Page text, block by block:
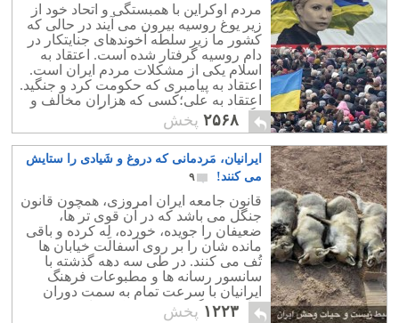
مردم اوکراین با همبستگی و اتحاد خود از
زیر یوغ روسیه بیرون می آیند در حالی که
کشور ما زیر سلطه آخوندهای جنایتکار در
دام روسیه گرفتار شده است. اعتقاد به
اسلام یکی از مشکلات مردم ایران است.
اعتقاد به پیامبری که حکومت کرد و جنگید.
اعتقاد به علی؛کسی که هزاران مخالف و
دگر اندیش را از دم شمشیر گذرانید.
۲۵۶۸ پخش
ایرانیان، مَردمانی که دروغ و شَیادی را ستایش
می کنند!
۹
قانون جامعه ایران امروزی، همچون قانون
جنگل می باشد که در آن قوی تر ها،
ضعیفان را جویده، خورده، لِه کرده و باقی
مانده شان را بر روی آسفالت خیابان ها
تُف می کنند. در طی سه دهه گذشته با
سانسور رسانه ها و مطبوعات فرهنگ
ایرانیان با سرعت تمام به سمت دوران
"پارینه سنگی" پیشروی کرده است.
۱۲۲۳ پخش